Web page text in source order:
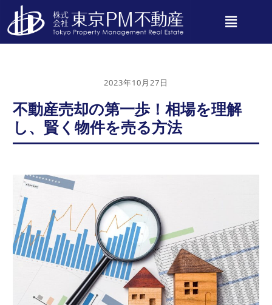
2023年10月27日
不動産売却の第一歩！相場を理解
し、賢く物件を売る方法